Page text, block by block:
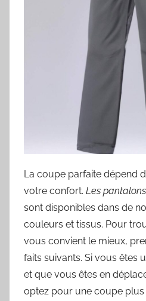
La coupe parfaite dépend
votre confort. Les
sont disponibles dans de
couleurs et tissus. Pour
vous convient le mieux,
faits suivants. Si vous êtes
et que vous êtes en
optez pour une coupe